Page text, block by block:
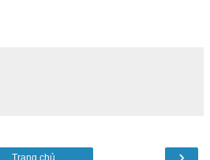
Trang chủ